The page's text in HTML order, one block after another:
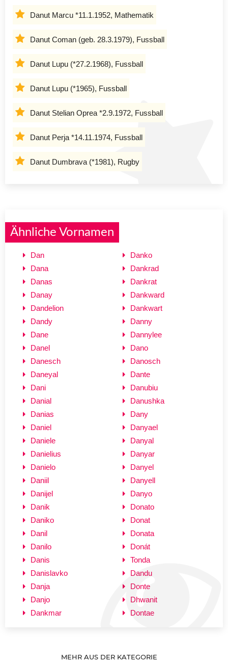
Danut Marcu *11.1.1952, Mathematik
Danut Coman (geb. 28.3.1979), Fussball
Danut Lupu (*27.2.1968), Fussball
Danut Lupu (*1965), Fussball
Danut Stelian Oprea *2.9.1972, Fussball
Danut Perja *14.11.1974, Fussball
Danut Dumbrava (*1981), Rugby
Ähnliche Vornamen
Dan
Dana
Danas
Danay
Dandelion
Dandy
Dane
Danel
Danesch
Daneyal
Dani
Danial
Danias
Daniel
Daniele
Danielius
Danielo
Daniil
Danijel
Danik
Daniko
Danil
Danilo
Danis
Danislavko
Danja
Danjo
Dankmar
Danko
Dankrad
Dankrat
Dankward
Dankwart
Danny
Dannylee
Dano
Danosch
Dante
Danubiu
Danushka
Dany
Danyael
Danyal
Danyar
Danyel
Danyell
Danyo
Donato
Donat
Donata
Donát
Tonda
Dandu
Donte
Dhwanit
Dontae
MEHR AUS DER KATEGORIE